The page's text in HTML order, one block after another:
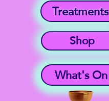
What's On
Shop
Treatments